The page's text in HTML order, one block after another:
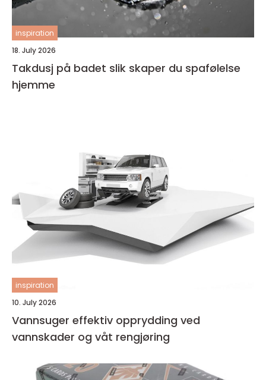
inspiration
18. July 2026
Takdusj på badet slik skaper du spafølelse
hjemme
inspiration
10. July 2026
Vannsuger effektiv opprydding ved
vannskader og våt rengjøring